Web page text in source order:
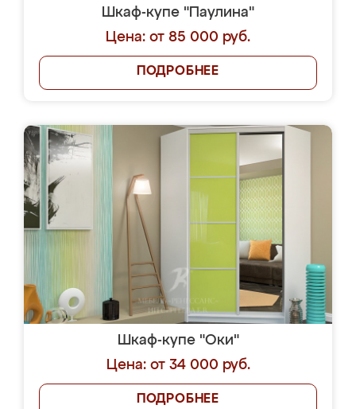
Шкаф-купе "Паулина"
Цена: от 85 000 руб.
ПОДРОБНЕЕ
Шкаф-купе "Оки"
Цена: от 34 000 руб.
ПОДРОБНЕЕ